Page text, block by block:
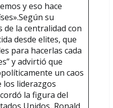
y eso hace
su
de la centralidad con
desde elites, que
para hacerlas cada
y advirtió que
un caos
los liderazgos
la figura del